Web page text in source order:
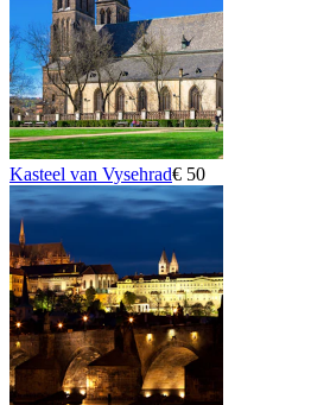
Kasteel van Vysehrad€ 50